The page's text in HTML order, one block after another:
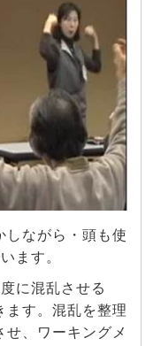
しながら・頭も使
ます。
に混乱させる
ます。混乱を整理
せ、ワーキングメ